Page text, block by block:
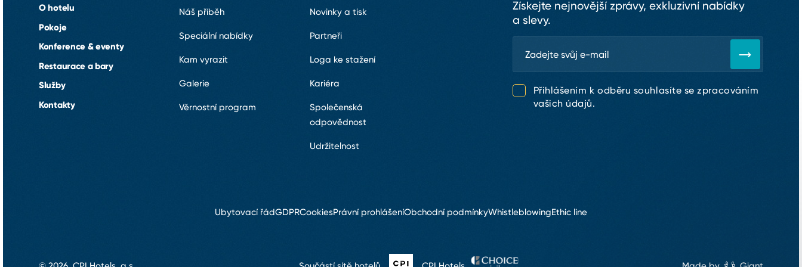
O hotelu
Pokoje
Konference & eventy
Restaurace a bary
Služby
Kontakty
Náš příběh
Speciální nabídky
Kam vyrazit
Galerie
Věrnostní program
Novinky a tisk
Partneři
Loga ke stažení
Kariéra
Společenská
odpovědnost
Udržitelnost
Získejte nejnovější zprávy, exkluzivní nabídky
a slevy.
Přihlášením k odběru souhlasíte se zpracováním
vašich údajů.
Ubytovací řádGDPRCookiesPrávní prohlášeníObchodní podmínkyWhistleblowingEthic line